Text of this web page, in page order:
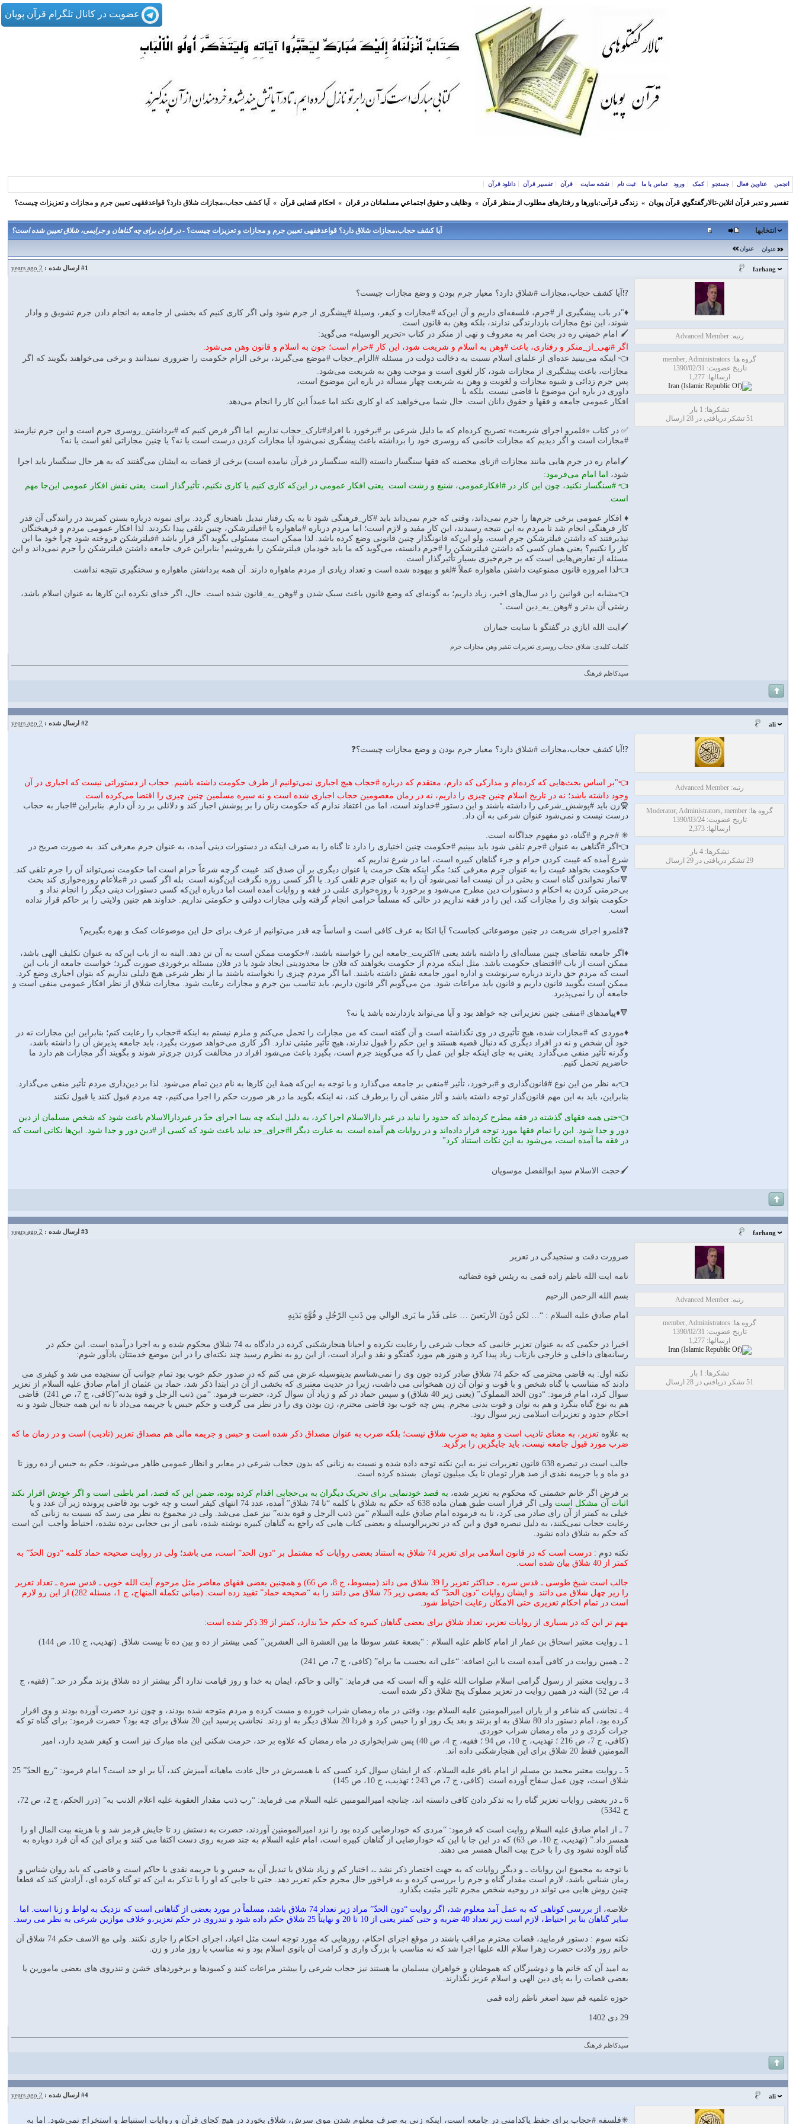
عضویت در کانال تلگرام قرآن پویان
انجمن عناوین فعال جستجو کمک ورود تماس با ما ثبت نام نقشه سایت قرآن تفسیر قرآن دانلود قرآن
تفسير و‌ تدبر قرآن انلاين-تالارگفتگوي قرآن پویان » زندگی قرآنی:باورها و رفتارهای مطلوب از منظر قرآن » وظايف و حقوق اجتماعي مسلمانان در قران » احکام قضایی قرآن » آيا كشف حجاب،مجازات شلاق دارد؟ قواعدفقهی تعیین جرم و مجازات و تعزیزات چيست؟
آيا كشف حجاب،مجازات شلاق دارد؟ قواعدفقهی تعیین جرم و مجازات و تعزیزات چيست؟ -در قران برای چه گناهان و جرایمی، شلاق تعیین شده است؟ انتخابها
عنوان عنوان
farhang
#1 ارسال شده : 2 years ago
رتبه: Advanced Member
گروه ها: member, Administrators
تاریخ عضویت: 1390/02/31
ارسالها: 1,277
تشکرها: 1 بار
51 تشکر دریافتی در 28 ارسال
⁉آيا كشف حجاب،مجازات #شلاق دارد؟ معيار جرم بودن و وضع مجازات چيست؟
♦️"در باب پیشگیری از #جرم، فلسفه‌ای داریم و آن این‌که #مجازات و کیفر، وسیلۀ #پیشگری از جرم شود ولی اگر کاری کنیم که بخشی از جامعه به انجام دادن جرم تشویق و وادار
شوند، این نوع مجازات بازدارندگی ندارند، بلکه وهن به قانون است.
🖌 امام خميني ره در بحث امر به معروف و نهی از منکر در کتاب «تحریر الوسیله» می‌گوید:
اگر #نهی_از_منکر و رفتاری، باعث #وهن به اسلام و شریعت شود، این کار #حرام است؛ چون به اسلام و قانون وهن می‌شود.
👈 اینکه می‌بینید عده‌ای از علمای اسلام نسبت به دخالت دولت در مسئله #الزام_حجاب #موضع می‌گیرند، برخی الزام حکومت را ضروری نمی­دانند و برخی می‌خواهند بگویند که اگر
مجازات، باعث پیشگیری از مجازات شود، کار لغوی است و موجب وهن به شریعت می‌شود.
پس جرم ­زدائی و شیوه مجازات و لغویت و وهن به شریعت چهار مسأله در باره این موضوع است،
داوری در باره این موضوع با قاضی نیست. بلكه با
افکار عمومی جامعه و فقها و حقوق دانان است. حال شما می‌خواهید که او کاری نکند اما عمداً این کار را انجام می‌دهد.
✅ در کتاب «قلمرو اجرای شریعت» تصریح کرده‌ام که ما دلیل شرعی بر #برخورد با افراد#تارک_حجاب نداریم. اما اگر فرض کنیم که #برداشتن_روسری‌ جرم است و این جرم نیازمند
#مجازات است و اگر دیدیم که مجازات خانمی که روسری خود را برداشته باعث پیشگری نمی‌شود آیا مجازات کردن درست است یا نه؟ یا چنین مجازاتی لغو است یا نه؟
🖌امام ره در جرم هایی مانند مجازات #زنای محصنه که فقها سنگسار دانسته (البته سنگسار در قرآن نیامده است) برخی از قضات به ايشان می‌گفتند که به هر حال سنگسار باید اجرا
شود، اما امام می‌فرمود:
👈 #سنگسار نکنید، چون این کار در #افکارعمومی، شنیع و زشت است. یعنی افکار عمومی در این‌که کاری کنیم یا کاری نکنیم، تأثیرگذار است. یعنی نقش افکار عمومی این‌جا مهم
است.
♦️ افکار عمومی برخی جرم‌ها را جرم نمی‌داند، وقتی که جرم نمی‌داند باید #کار_فرهنگی شود تا به یک رفتار تبدیل ناهنجاری گردد. برای نمونه درباره بستن کمربند در رانندگی آن قدر
کار فرهنگی انجام شد تا مردم به این نتیجه رسیدند، این کار مفید و لازم است؛ اما مردم درباره #ماهواره یا #فیلترشکن، چنین تلقی پیدا نکردند. لذا افکار عمومی مردم و فرهیختگان
نپذیرفتند که داشتن فیلترشکن جرم است، ولو این‌که قانونگذار چنین قانونی وضع کرده باشد. لذا ممکن است مسئولی بگوید اگر قرار باشد #فیلترشکن فروخته شود چرا خود ما این
کار را نکنیم؟ یعنی همان کسی که داشتن فیلترشکن را #جرم دانسته، می‌گوید که ما باید خودمان فیلترشکن را بفروشیم! بنابراین عرف جامعه داشتن فیلترشکن را جرم نمی‌داند و این
مسئله از تعارض‌هایی است که بر جرم‌خیزی بسیار تأثیرگذار است.
👈لذا امروزه قانون ممنوعیت داشتن ماهواره عملاً #لغو و بیهوده شده است و تعداد زیادی از مردم ماهواره دارند. آن همه برداشتن ماهواره و سختگیری نتیجه نداشت.
👈مشابه این قوانین را در سال‌های اخیر، زیاد داریم؛ به گونه‌ای که وضع قانون باعث سبک شدن و #وهن_به_قانون شده است. حال، اگر خدای نکرده این کارها به عنوان اسلام باشد،
زشتی آن بدتر و #وهن_به_دین است."
🖌ايت الله ايازي در گفتگو با سايت جماران
کلمات کلیدی: شلاق حجاب روسری تعزیرات تنفیر وهن مجازات جرم
سیدکاظم فرهنگ
ali
#2 ارسال شده : 2 years ago
رتبه: Advanced Member
گروه ها: Moderator, Administrators, member
تاریخ عضویت: 1390/03/24
ارسالها: 2,373
تشکرها: 4 بار
29 تشکر دریافتی در 29 ارسال
⁉آيا كشف حجاب،مجازات #شلاق دارد؟ معيار جرم بودن و وضع مجازات چيست؟❓
👈"بر اساس بحث‌هایی که کرده‌ام و مدارکی که دارم، معتقدم که درباره #حجاب هیچ اجباری نمی‌توانیم از طرف حکومت داشته باشیم. حجاب از دستوراتی نیست که اجباری در آن
وجود داشته باشد؛ نه در تاریخ اسلام چنین چیزی را داریم، نه در زمان معصومین حجاب اجباری شده است و نه سیره مسلمین چنین چیزی را اقتضا می‌کرده است.
🧕زن باید #پوشش_شرعی را داشته باشند و این دستور #خداوند است، اما من اعتقاد ندارم که حکومت زنان را بر پوشش اجبار کند و دلائلی بر رد آن دارم. بنابراین #اجبار به حجاب
درست نیست و نمی‌شود عنوان شرعی به آن داد.
✳ #جرم و #گناه، دو مفهوم جداگانه است.
👈اگر #گناهی به عنوان #جرم تلقی شود باید ببینیم #حکومت چنین اختیاری را دارد تا گناه را به صرف اینکه در دستورات دینی آمده، به عنوان جرم معرفی کند. به صورت صریح در
شرع آمده که غیبت کردن حرام و جزء گناهان کبیره است، اما در شرع نداریم که
🔻حکومت بخواهد غیبت را به عنوان جرم معرفی کند؛ مگر اینکه هتک حرمت یا عنوان دیگری بر آن صدق کند. غیبت گرچه شرعاً حرام است اما حکومت نمی‌تواند آن را جرم تلقی کند.
🔻نماز نخواندن گناه است و بحثی در آن نیست اما نمی‌شود آن را به عنوان جرم تلقی کرد. یا اگر کسی روزه نگرفت این‌گونه است. بله اگر کسی در #ملأعام روزه‌خواری کند بحث
بی‌حرمتی کردن به احکام و دستورات دین مطرح می‌شود و برخورد با روزه‌خواری علنی در فقه و روایات آمده است اما درباره این‌که کسی دستورات دینی دیگر را انجام نداد و
حکومت بتواند وی را مجازات کند، این را در فقه نداریم در حالی که مسلماً حرامی انجام گرفته ولی مجازات دولتی و حکومتی نداریم. خداوند هم چنین ولایتی را بر حاکم قرار نداده
است.
❓قلمرو اجرای شریعت در چنین موضوعاتی کجاست؟ آیا اتکا به عرف کافی است و اساساً چه قدر می‌توانیم از عرف برای حل این موضوعات کمک و بهره بگیریم؟
♦️اگر جامعه تقاضای چنین مسأله‌ای را داشته باشد یعنی #اکثریت_جامعه این را خواسته باشند، #حکومت ممکن است به آن تن دهد. البته نه از باب این‌که به عنوان تکلیف الهی باشد،
ممکن است از باب #اقتضای حکومت باشد. مثل اینکه مردم از حکومت‌ بخواهند که فلان جا محدودیتی ایجاد شود یا در فلان مسئله برخوردی صورت گیرد؛ خواست جامعه از باب این
است که مردم حق دارند درباره سرنوشت و اداره امور جامعه نقش داشته باشند. اما اگر مردم چیزی را نخواسته باشند ما از نظر شرعی هیچ دلیلی نداریم که بتوان اجباری وضع کرد.
ممکن است بگویید قانون داریم و قانون باید مراعات شود. من می‌گویم اگر قانون داریم، باید تناسب بین جرم و مجازات رعایت شود. مجازات شلاق از نظر افکار عمومی منفی است و
جامعه آن را نمی‌پذیرد.
🔻♦️پیامدهای #منفی چنین تعزیراتی چه خواهد بود و آیا می‌تواند بازدارنده باشد یا نه؟
♦️موردی که #مجازات شده، هیچ تأثیری در وی نگذاشته است و آن گفته است که من مجازات را تحمل می‌کنم و ملزم نیستم به اینکه #حجاب را رعایت کنم؛ بنابراین این مجازات نه در
خود آن شخص و نه در افراد دیگری که دنبال قضیه هستند و این حکم را قبول ندارند، هیچ تأثیر مثبتی ندارد. اگر کاری می‌خواهد صورت بگیرد، باید جامعه پذیرش آن را داشته باشد،
وگرنه تأثیر منفی می‌گذارد. یعنی به جای اینکه جلو این عمل را که می‌گویند جرم است، بگیرد باعث می‌شود افراد در مخالفت کردن جری‌تر شوند و بگویند اگر مجازات هم دارد ما
حاضریم تحمل کنیم.
👈به نظر من این نوع #قانون‌گذاری و #برخورد، تأثیر #منفی بر جامعه می‌گذارد و با توجه به این‌که همۀ این‌ کارها به نام دین تمام می‌شود. لذا بر دین‌داری مردم تأثیر منفی ‌می‌گذارد.
بنابراین، باید به این مهم قانون‌گذار توجه داشته باشد و آثار منفی آن را برطرف کند، نه اینکه بگوید ما در هر صورت حکم را اجرا می‌کنیم، چه مردم قبول کنند یا قبول نکنند
👈حتی همه فقهای گذشته در فقه مطرح کرده‌اند که حدود را نباید در غیر دارالاسلام اجرا کرد، به دلیل اینکه چه بسا اجرای حدّ در غیردارالاسلام باعث شود که شخص مسلمان از دین
دور و جدا شود. این را تمام فقها مورد توجه قرار داده‌اند و در روایات هم آمده است. به عبارت دیگر ا#جرای_حد نباید باعث شود که کسی از #دین دور و جدا شود. این‌ها نکاتی است که
در فقه ما آمده است، می‌شود به این نکات استناد کرد"
🖌حجت الاسلام سید ابوالفضل موسویان
farhang
#3 ارسال شده : 2 years ago
رتبه: Advanced Member
گروه ها: member, Administrators
تاریخ عضویت: 1390/02/31
ارسالها: 1,277
تشکرها: 1 بار
51 تشکر دریافتی در 28 ارسال
ضرورت دقت و سنجیدگی در تعزیر
نامه ایت الله ناظم زاده قمی به ریئس قوة قضائیه
بسم الله الرحمن الرحیم
امام صادق علیه السلام : “… لكن دُونَ الأربَعينَ … علی قَدْر ما يَری الوالي مِن ذَنبِ الرّجُلِ و قُوَّةِ بَدَنِهِ
اخیرا در حکمی که به عنوان تعزیر خانمی که حجاب شرعی را رعایت نکرده و احیانا هنجارشکنی کرده در دادگاه به 74 شلاق محکوم شده و به اجرا درآمده است. این حکم در
رسانه‌های داخلی و خارجی بازتاب زیاد پیدا کرد و هنوز هم مورد گفتگو و نقد و ایراد است، از این رو به نظرم رسید چند نکته‌ای را در این موضع خدمتتان یادآور شوم:
نکته اول: به قاضی محترمی که حکم 74 شلاق صادر کرده چون وی را نمی‌شناسم بدینوسیله عرض می کنم که در صدور حکم خوب بود تمام جوانب آن سنجیده می شد و کیفری می
دادند که متناسب با گناه شخص و با قوت و توان آن زن همخوانی می داشت، زیرا در حدیث معتبری که بخشی از آن در ابتدا ذکر شد، حماد بن عثمان از امام صادق علیه السلام از تعزیر
سوال کرد، امام فرمود: “دون الحد المملوک” (یعنی زیر 40 شلاق) و سپس حماد در کم و زیاد آن سوال کرد، حضرت فرمود: “من ذنب الرجل و قوة بدنه”(کافی، ج 7، ص 241) قاضی
هم به نوع گناه بنگرد و هم به توان و قوت بدنی مجرم. پس چه خوب بود قاضی محترم، زن بودن وی را در نظر می گرفت و حکم حبس یا جریمه می‌داد تا نه این همه جنجال شود و نه
احکام حدود و تعزیرات اسلامی زیر سوال رود.
به علاوه تعزیر، به معنای تادیب است و مقید به ضرب شلاق نیست؛ بلکه ضرب به عنوان مصداق ذکر شده است و حبس و جریمه مالی هم مصداق تعزیر (تادیب) است و در زمان ما که
ضرب مورد قبول جامعه نیست، باید جایگزین را برگزید.
جالب است در تبصره 638 قانون تعزیرات نیز به این نکته توجه داده شده و نسبت به زنانی که بدون حجاب شرعی در معابر و انظار عمومی ظاهر می‌شوند، حکم به حبس از ده روز تا
دو ماه و یا جریمه نقدی از صد هزار تومان تا یک میلیون تومان بسنده کرده است.
بر فرض اگر خانم حشمتی که محکوم به تعزیر شده، به قصد خودنمایی برای تحریک دیگران به بی‌حجابی اقدام کرده بوده، ضمن این که قصد، امر باطنی است و اگر خودش اقرار نکند
اثبات آن مشکل است
ولی اگر قرار است طبق همان ماده 638 که حکم به شلاق با کلمه “تا 74 شلاق” آمده، عدد 74 انتهای کیفر است و چه خوب بود قاضی پرونده زیر آن عدد و یا
خیلی به کمتر از آن رای صادر می کرد، تا به فرموده امام صادق علیه السلام “من ذنب الرجل و قوة بدنه” نیز عمل می‌شد. ولی در مجموع به نظر می رسد که نسبت به زنانی که
رعایت حجاب نمی‌‍کنند، به دلیل تبصره فوق و این که در تحریرالوسیله و بعضی کتاب هایی که راجع به گناهان کبیره نوشته شده، نامی از بی حجابی برده نشده، احتیاط واجب این است
که حکم به شلاق داده نشود.
نکته دوم :
درست است که در قانون اسلامی برای تعزیر 74 شلاق به استناد بعضی روایات که مشتمل بر “دون الحد” است، می باشد؛ ولی در روایت صحیحه حماد کلمه “دون الحدّ” به
کمتر از 40 شلاق بیان شده است.
جالب است شیخ طوسی ـ قدس سره ـ حداکثر تعزیر را 39 شلاق می داند.(مبسوط، ج 8، ص 66) و همچنین بعضی فقهای معاصر مثل مرحوم آیت الله خویی ـ قدس سره ـ تعداد تعزیر
را زیر چهل شلاق می دانند. و ایشان روایات “دون الحدّ” که بعضی زیر 75 شلاق می دانند را به “صحیحه حماد” تقیید زده است. (مبانی تکمله المنهاج، ج 1، مسئله 282) از این رو لازم
است در تمام احکام تعزیری حتی الامکان رعایت احتیاط شود.
مهم تر این که در بسیاری از روایات تعزیر، تعداد شلاق برای بعضی گناهان کبیره که حکم حدّ ندارد، کمتر از 39 ذکر شده است:
1 ـ روایت معتبر اسحاق بن عمار از امام کاظم علیه السلام : “بضعة عشر سوطا ما بین العشرة الی العشرین” کمی بیشتر از ده و بین ده تا بیست شلاق. (تهذیب، ج 10، ص 144)
2 ـ همین روایت در کافی آمده است با این اضافه: “علی انه بحسب ما یراه” (کافی، ج 7، ص 241)
3 ـ روایت معتبر از رسول گرامی اسلام صلوات الله علیه و آله است که می فرماید: “والی و حاکم، ایمان به خدا و روز قیامت ندارد اگر بیشتر از ده شلاق بزند مگر در حد.” (فقیه، ج
4، ص 52) البته در همین روایت در تعزیر مملوک پنج شلاق ذکر شده است.
4 ـ نجاشی که شاعر و از یاران امیرالمومنین علیه السلام بود، وقتی در ماه رمضان شراب خورده و مست کرده و مردم متوجه شده بودند، و چون نزد حضرت آورده بودند و وی اقرار
کرده بود، امام دستور داد 80 شلاق به او بزنند و بعد یک روز او را حبس کرد و فردا 20 شلاق دیگر به او زدند. نجاشی پرسید این 20 شلاق برای چه بود؟ حضرت فرمود: برای گناه تو که
جرات کردی و در ماه رمضان شراب خوردی.
(کافی، ج 7، ص 216 ؛ تهذیب، ج 10، ص 94 ؛ فقیه، ج 4، ص 40) پس شرابخواری در ماه رمضان که علاوه بر حد، حرمت شکنی این ماه مبارک نیز است و کیفر شدید دارد، امیر
المومنین فقط 20 شلاق برای این هنجارشکنی داده اند.
5 ـ روایت معتبر محمد بن مسلم از امام باقر علیه السلام، که از ایشان سوال کرد کسی که با همسرش در حال عادت ماهیانه آمیزش کند، آیا بر او حد است؟ امام فرمود: “ربع الحدّ” 25
شلاق است، چون عمل سفاح آورده است. (کافی، ج 7، ص 243 ؛ تهذیب، ج 10، ص 145)
6 ـ در بعضی روایات تعزیر گناه را به تذکر دادن کافی دانسته اند، چنانچه امیرالمومنین علیه السلام می فرماید: “رب ذنب مقدار العقوبة علیه اعلام الذنب به” (درر الحکم، ج 2، ص 72،
ح 5342)
7 ـ از امام صادق علیه السلام روایت است که فرمود: “مردی که خودارضایی کرده بود را نزد امیرالمومنین آوردند، حضرت به دستش زد تا جایش قرمز شد و با هزینه بیت المال او را
همسر داد.” (تهذیب، ج 10، ص 63) که در این جا با این که خودارضایی از گناهان کبیره است، امام علیه السلام به چند ضربه روی دست اکتفا می کنند و برای این که آن فرد دوباره به
گناه آلوده نشود وی را با خرج بیت المال همسر می دهند.
با توجه به مجموع این روایات ـ و دیگر روایات که به جهت اختصار ذکر نشد ـ، اختیار کم و زیاد شلاق یا تبدیل آن به حبس و یا جریمه نقدی با حاکم است و قاضی که باید روان شناس و
زمان شناس باشد، لازم است مقدار گناه و جرم را بررسی کرده و به فراخور حال مجرم حکم تعزیر دهد. حتی تا جایی که او را با تذکر به این که تو گناه کرده ای، آزادش کند که قطعا
چنین روش هایی می تواند در روحیه شخص مجرم تاثیر مثبت بگذارد.
خلاصه،
از بررسی کوتاهی که به عمل آمد معلوم شد، اگر روایت “دون الحدّ” مراد زیر تعداد 74 شلاق باشد، مسلماً در مورد بعضی از گناهانی است که نزدیک به لواط و زنا است. اما
سایر گناهان بنا بر احتیاط، لازم است زیر تعداد 40 ضربه و حتی کمتر یعنی از 10 تا 20 و نهایتاً 25 شلاق حکم داده شود و تندروی در حکم تعزیر،و خلاف موازین شرعی به نظر می رسد.
نکته سوم : دستور فرمایید، قضات محترم مراقب باشند در موقع اجرای احکام، روزهایی که مورد توجه است مثل اعیاد، اجرای احکام را جاری نکنند. ولی مع الاسف حکم 74 شلاق آن
خانم روز ولادت حضرت زهرا سلام الله علیها اجرا شد که نه مناسب با بزرگ واری و کرامت آن بانوی اسلام بود و نه مناسب با روز مادر و زن.
به امید آن که خانم ها و دوشیزگان که هموطنان و خواهران مسلمان ما هستند نیز حجاب شرعی را بیشتر مراعات کنند و کمبودها و برخوردهای خشن و تندروی های بعضی مامورین یا
بعضی قضات را به پای دین الهی و اسلام عزیز نگذارند.
حوزه علمیه قم سید اصغر ناظم زاده قمی
29 دی 1402
سیدکاظم فرهنگ
ali
#4 ارسال شده : 2 years ago
✳فلسفه #حجاب برای حفظ پاکدامنی در جامعه است، اینکه زنی به صرف معلوم شدن موی سرش، شلاق بخورد در هیچ کجای قرآن و روایات استنباط و استخراج نمی‌شود. اما به